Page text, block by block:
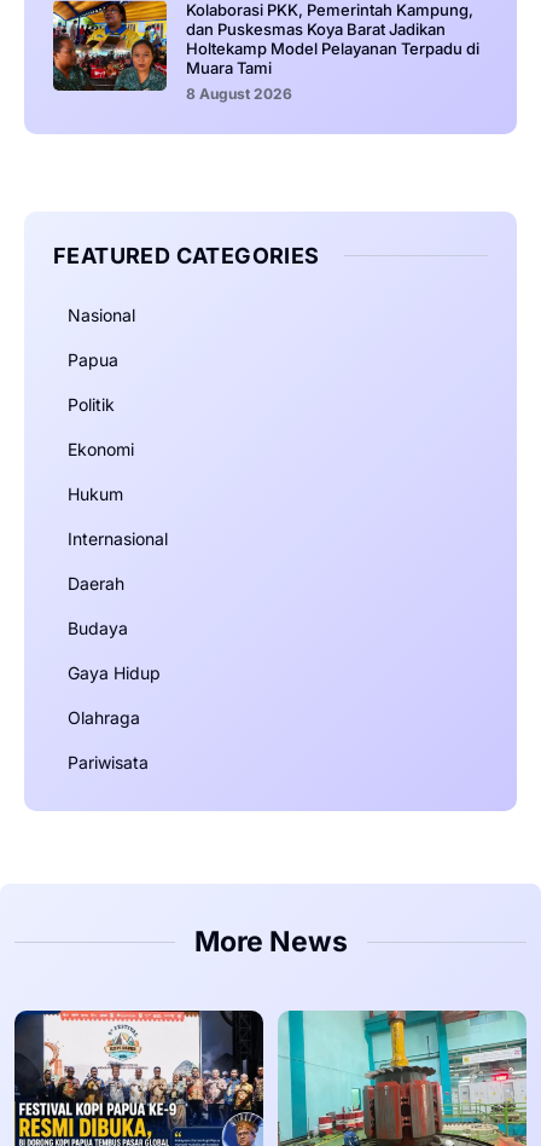
Kolaborasi PKK, Pemerintah Kampung,
dan Puskesmas Koya Barat Jadikan
Holtekamp Model Pelayanan Terpadu di
Muara Tami
8 August 2026
FEATURED CATEGORIES
Nasional
Papua
Politik
Ekonomi
Hukum
Internasional
Daerah
Budaya
Gaya Hidup
Olahraga
Pariwisata
More News